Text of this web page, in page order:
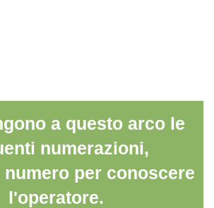
a questo arco le
numerazioni,
per conoscere
l'operatore.